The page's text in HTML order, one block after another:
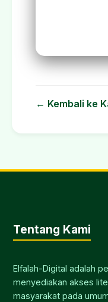
← Kembali ke
Tentang Kami
Elfalah-Digital adalah
menyediakan akses
masyarakat pada